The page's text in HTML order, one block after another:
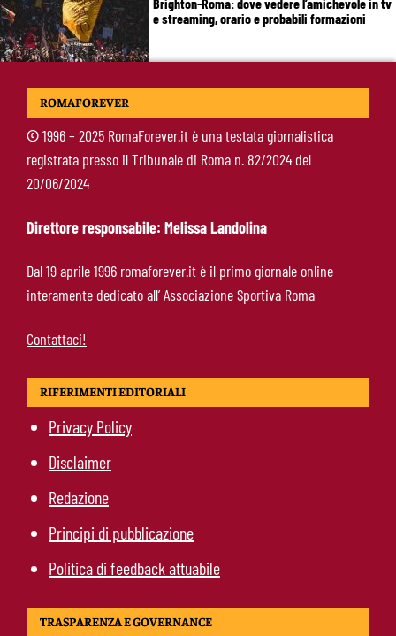
Brighton-Roma: dove vedere l’amichevole in tv
e streaming, orario e probabili formazioni
Svilar-Roma, promessa sul futuro: “Qui sto
Fofana-Roma, prima offerta respinta: il Lione
boccia la formula
ROMAFOREVER
©1996 – 2025 RomaForever.it è una testata giornalistica
registrata presso il Tribunale di Roma n. 82/2024 del
20/06/2024
Direttore responsabile: Melissa Landolina
Dal 19 aprile 1996 romaforever.it è il primo giornale online
interamente dedicato all’ Associazione Sportiva Roma
Contattaci!
RIFERIMENTI EDITORIALI
Privacy Policy
Disclaimer
Redazione
Principi di pubblicazione
Politica di feedback attuabile
TRASPARENZA E GOVERNANCE